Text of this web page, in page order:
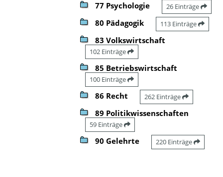
77 Psychologie 26 Einträge
80 Pädagogik 113 Einträge
83 Volkswirtschaft
102 Einträge
85 Betriebswirtschaft
100 Einträge
86 Recht 262 Einträge
89 Politikwissenschaften
59 Einträge
90 Gelehrte 220 Einträge